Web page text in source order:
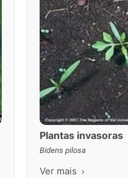
Plantas invasoras
Bidens pilosa
Ver mais